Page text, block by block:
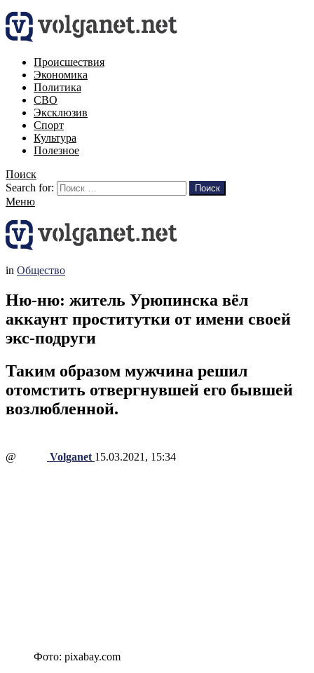
Происшествия
Экономика
Политика
СВО
Эксклюзив
Спорт
Культура
Полезное
Поиск
Search for:
Поиск
Меню
in Общество
Ню-ню: житель Урюпинска вёл
аккаунт проститутки от имени своей
экс-подруги
Таким образом мужчина решил
отомстить отвергнувшей его бывшей
возлюбленной.
@ Volganet 15.03.2021, 15:34
Фото: pixabay.com